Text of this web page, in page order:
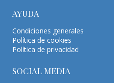
AYUDA
Condiciones generales
Política de cookies
Política de privacidad
SOCIAL MEDIA